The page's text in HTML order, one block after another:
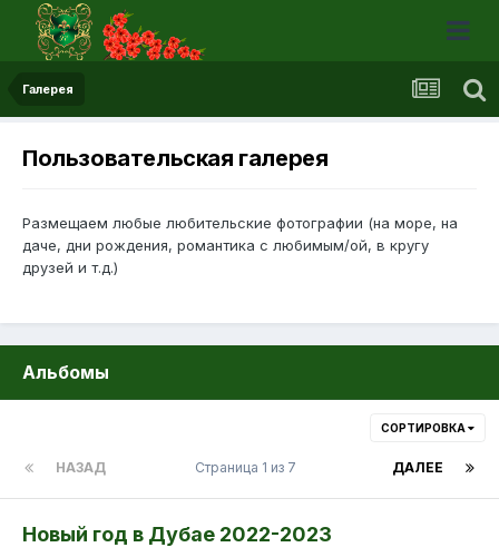
Галерея
Пользовательская галерея
Размещаем любые любительские фотографии (на море, на
даче, дни рождения, романтика с любимым/ой, в кругу
друзей и т.д.)
Альбомы
СОРТИРОВКА
НАЗАД ДАЛЕЕ
Страница 1 из 7
Новый год в Дубае 2022-2023